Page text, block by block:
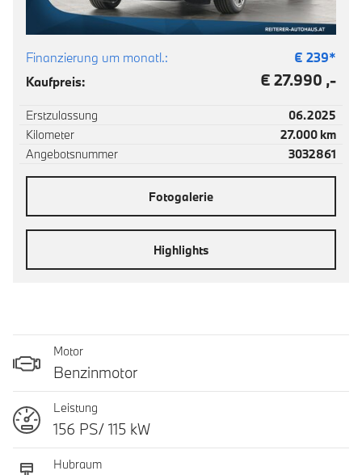
Finanzierung um monatl.: € 239*
Kaufpreis:
€ 27.990 ,-
Erstzulassung
06.2025
Kilometer
27.000 km
Angebotsnummer
3032861
Fotogalerie
Highlights
Motor
Benzinmotor
Leistung
156 PS/ 115 kW
Hubraum